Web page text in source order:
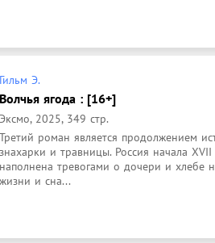
Гильм Э.
Волчья ягода : [16+]
Эксмо, 2025, 349 стр.
Третий роман является продолжением
знахарки и травницы. Россия начала
наполнена тревогами о дочери и хлебе
жизни и сна...